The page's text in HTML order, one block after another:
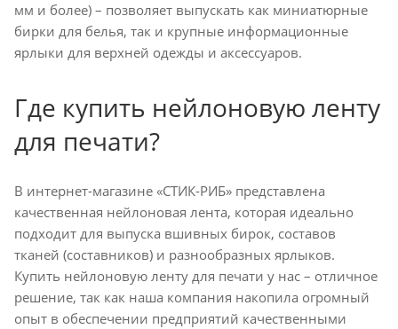
мм и более) – позволяет выпускать как миниатюрные
бирки для белья, так и крупные информационные
ярлыки для верхней одежды и аксессуаров.
Где купить нейлоновую ленту
для печати?
В интернет-магазине «СТИК-РИБ» представлена
качественная нейлоновая лента, которая идеально
подходит для выпуска вшивных бирок, составов
тканей (составников) и разнообразных ярлыков.
Купить нейлоновую ленту для печати у нас – отличное
решение, так как наша компания накопила огромный
опыт в обеспечении предприятий качественными